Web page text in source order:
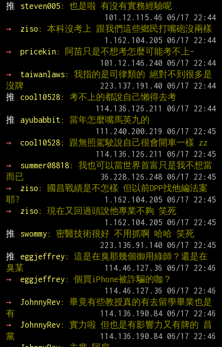
推
steven005 : 也是啦 有沒有實務經驗呢
→
ziso : 本科沒考上 跟我們這些鄉民打嘴砲沒兩樣
→
pricekin: 阿苗只是不想考怎麼可能考不上~
→
taiwanlaws : 我指的是司律類的 絕對不到很多是
沒牌
推
cool10528 : 考不上的都說自己懶得去考
推
ayubabbit : 當年怎麼嘴馬英九的
→
cool10528 : 跟無照駕駛說自己很會開車一樣 zz
→
summer08818 : 我也可以當世界首富只是我不想當
而已
→
ziso : 國昌戰績是不怎樣 但以前DPP找他編法案
耶?
→
ziso : 現在又回過頭說他專業不夠 笑死
推
swommy : 密醫技術很好 不用抓啊 哈哈 笑死
推
eggjeffrey : 這是在臭那幾個御用綠師？還是在
臭某
→
eggjeffrey : 個買iPhone被詐騙的咖？
→
JohnnyRev : 畢竟有些教授真的有去留學畢業也是
有
→
JohnnyRev : 實力啦 但也是有影響力又有牌的 昌
黨